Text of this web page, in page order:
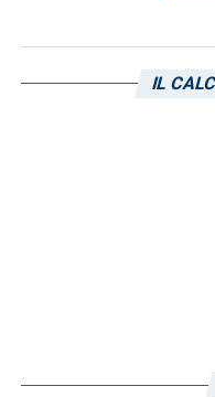
hanno tutti i paletti
Sampdoria nel
IL